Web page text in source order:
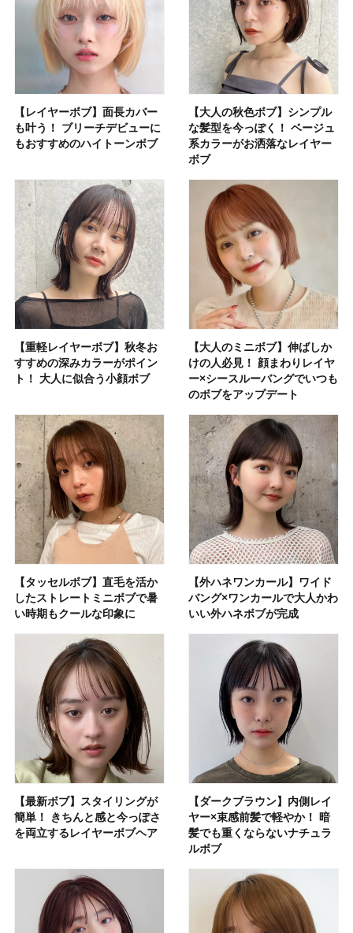
【レイヤーボブ】面長カバー
も叶う！ ブリーチデビューに
もおすすめのハイトーンボブ
【大人の秋色ボブ】シンプル
な髪型を今っぽく！ ベージュ
系カラーがお洒落なレイヤー
ボブ
【重軽レイヤーボブ】秋冬お
すすめの深みカラーがポイン
ト！ 大人に似合う小顔ボブ
【大人のミニボブ】伸ばしか
けの人必見！ 顔まわりレイヤ
ー×シースルーバングでいつも
のボブをアップデート
【タッセルボブ】直毛を活か
したストレートミニボブで暑
い時期もクールな印象に
【外ハネワンカール】ワイド
バング×ワンカールで大人かわ
いい外ハネボブが完成
【最新ボブ】スタイリングが
簡単！ きちんと感と今っぽさ
を両立するレイヤーボブヘア
【ダークブラウン】内側レイ
ヤー×束感前髪で軽やか！ 暗
髪でも重くならないナチュラ
ルボブ